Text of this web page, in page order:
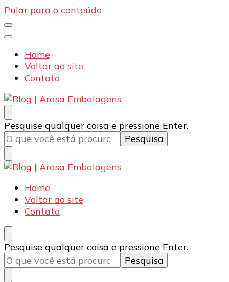
Pular para o conteúdo
Home
Voltar ao site
Contato
Blog | Arasa Embalagens
Confira conteúdos sobre embalagens para pizzas,
doces e salgados. Tudo para seu comércio com a
qualidade Arasa. Leia nossos conteúdos!
Procurando
algo?
Pesquise qualquer coisa e pressione Enter.
Blog | Arasa Embalagens
Confira conteúdos sobre embalagens para pizzas,
doces e salgados. Tudo para seu comércio com a
qualidade Arasa. Leia nossos conteúdos!
Home
Voltar ao site
Contato
Procurando
algo?
Pesquise qualquer coisa e pressione Enter.